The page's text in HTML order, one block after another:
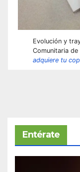
Evolución y
Comunitaria de
adquiere tu
Entérate